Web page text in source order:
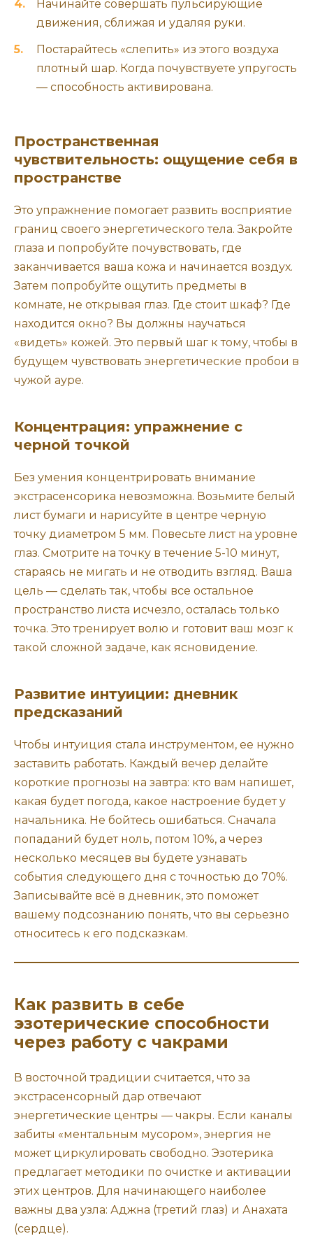
Начинайте совершать пульсирующие
движения, сближая и удаляя руки.
Постарайтесь «слепить» из этого воздуха
плотный шар. Когда почувствуете упругость
— способность активирована.
Пространственная
чувствительность: ощущение себя в
пространстве
Это упражнение помогает развить восприятие
границ своего энергетического тела. Закройте
глаза и попробуйте почувствовать, где
заканчивается ваша кожа и начинается воздух.
Затем попробуйте ощутить предметы в
комнате, не открывая глаз. Где стоит шкаф? Где
находится окно? Вы должны научаться
«видеть» кожей. Это первый шаг к тому, чтобы в
будущем чувствовать энергетические пробои в
чужой ауре.
Концентрация: упражнение с
черной точкой
Без умения концентрировать внимание
экстрасенсорика невозможна. Возьмите белый
лист бумаги и нарисуйте в центре черную
точку диаметром 5 мм. Повесьте лист на уровне
глаз. Смотрите на точку в течение 5-10 минут,
стараясь не мигать и не отводить взгляд. Ваша
цель — сделать так, чтобы все остальное
пространство листа исчезло, осталась только
точка. Это тренирует волю и готовит ваш мозг к
такой сложной задаче, как ясновидение.
Развитие интуиции: дневник
предсказаний
Чтобы интуиция стала инструментом, ее нужно
заставить работать. Каждый вечер делайте
короткие прогнозы на завтра: кто вам напишет,
какая будет погода, какое настроение будет у
начальника. Не бойтесь ошибаться. Сначала
попаданий будет ноль, потом 10%, а через
несколько месяцев вы будете узнавать
события следующего дня с точностью до 70%.
Записывайте всё в дневник, это поможет
вашему подсознанию понять, что вы серьезно
относитесь к его подсказкам.
Как развить в себе
эзотерические способности
через работу с чакрами
В восточной традиции считается, что за
экстрасенсорный дар отвечают
энергетические центры — чакры. Если каналы
забиты «ментальным мусором», энергия не
может циркулировать свободно. Эзотерика
предлагает методики по очистке и активации
этих центров. Для начинающего наиболее
важны два узла: Аджна (третий глаз) и Анахата
(сердце).